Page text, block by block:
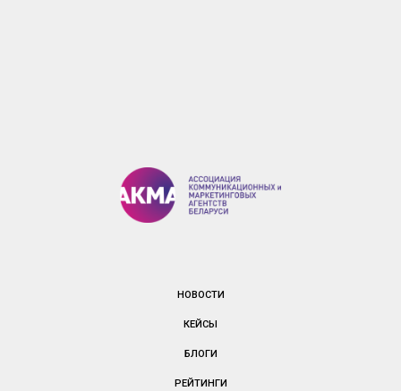
НОВОСТИ
КЕЙСЫ
БЛОГИ
РЕЙТИНГИ